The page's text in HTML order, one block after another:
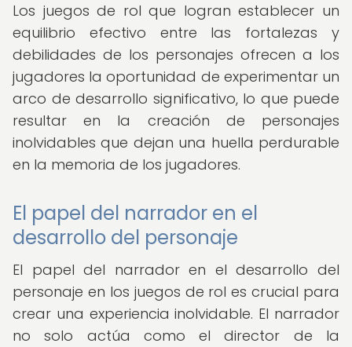
Los juegos de rol que logran establecer un
equilibrio efectivo entre las fortalezas y
debilidades de los personajes ofrecen a los
jugadores la oportunidad de experimentar un
arco de desarrollo significativo, lo que puede
resultar en la creación de personajes
inolvidables que dejan una huella perdurable
en la memoria de los jugadores.
El papel del narrador en el
desarrollo del personaje
El papel del narrador en el desarrollo del
personaje en los juegos de rol es crucial para
crear una experiencia inolvidable. El narrador
no solo actúa como el director de la